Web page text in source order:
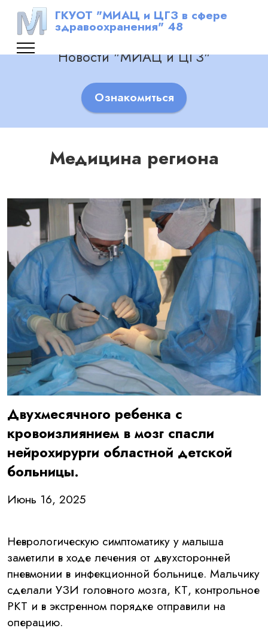
ГКУОТ "МИАЦ и ЦГЗ в сфере
здравоохранения" 48
Новости "МИАЦ и ЦГЗ"
Ознакомиться
Медицина региона
Двухмесячного ребенка с
кровоизлиянием в мозг спасли
нейрохирурги областной детской
больницы.
Июнь 16, 2025
Неврологическую симптоматику у малыша
заметили в ходе лечения от двухсторонней
пневмонии в инфекционной больнице. Мальчику
сделали УЗИ головного мозга, КТ, контрольное
РКТ и в экстренном порядке отправили на
операцию.